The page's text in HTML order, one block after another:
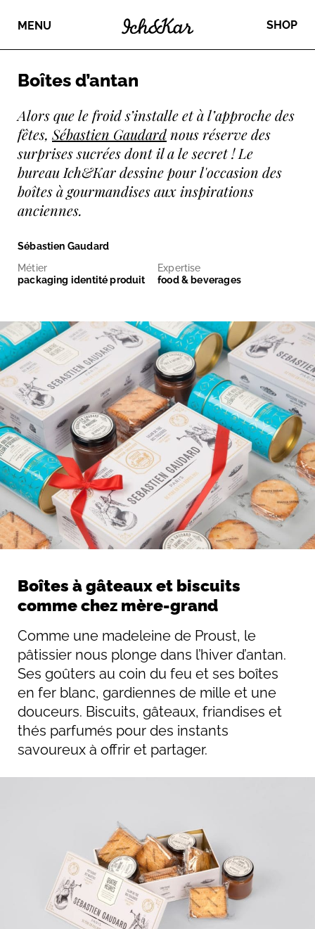
MENU SHOP
Boîtes d’antan
Alors que le froid s’installe et à l’approche des
fêtes, Sébastien Gaudardnous réserve des
surprises sucrées dont il a le secret ! Le
bureau Ich&Kar dessine pour l'occasion des
boîtes à gourmandises aux inspirations
anciennes.
Sébastien Gaudard
Métier
packaging identité produit
Expertise
food & beverages
Boîtes à gâteaux et biscuits
comme chez mère-grand
Comme une madeleine de Proust, le
pâtissier nous plonge dans l’hiver d’antan.
Ses goûters au coin du feu et ses boîtes
en fer blanc, gardiennes de mille et une
douceurs. Biscuits, gâteaux, friandises et
thés parfumés pour des instants
savoureux à offrir et partager.